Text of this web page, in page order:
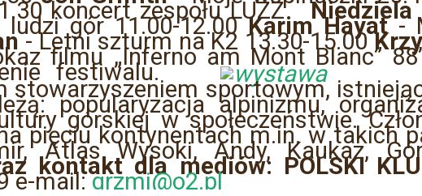
koncert zespołu LUZZNiedziela
ludzi gór 11.00-12.00Karim Hayat-
- Letni szturm na K2 13.30-15.00
filmu „Inferno am Mont Blanc”
festiwalu.
sportowym,
popularyzacja alpinizmu,
górskiej w społeczeństwie.
pięciu kontynentach m.in. w takich
Atlas Wysoki, Andy, Kaukaz,
kontakt dla mediów: POLSKI
e-mail:grzmi@o2.pl